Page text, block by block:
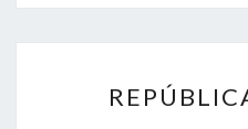
o
o
er dI
n
l